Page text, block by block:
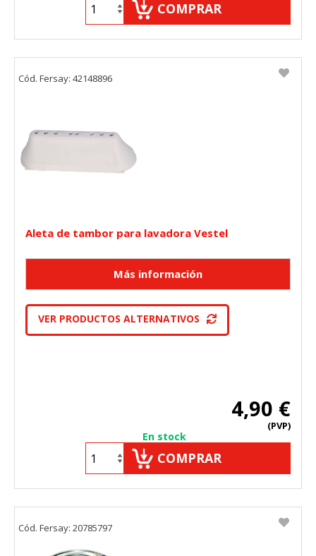
COMPRAR
Aleta de tambor para lavadora Vestel
VER PRODUCTOS ALTERNATIVOS
4,90 €
(PVP)
En stock
COMPRAR
Cód. Fersay: 42148896
Cód. Fersay: 20785797